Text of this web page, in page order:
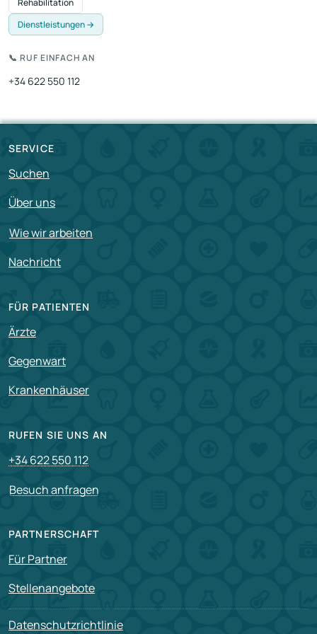
Rehabilitation
Dienstleistungen →
📞 RUF EINFACH AN
+34 622 550 112
SERVICE
Suchen
Über uns
Wie wir arbeiten
Nachricht
FÜR PATIENTEN
Ärzte
Gegenwart
Krankenhäuser
RUFEN SIE UNS AN
+34 622 550 112
Besuch anfragen
PARTNERSCHAFT
Für Partner
Stellenangebote
Datenschutzrichtlinie